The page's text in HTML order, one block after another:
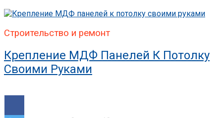
Строительство и ремонт
Крепление МДФ Панелей К Потолку
Своими Руками